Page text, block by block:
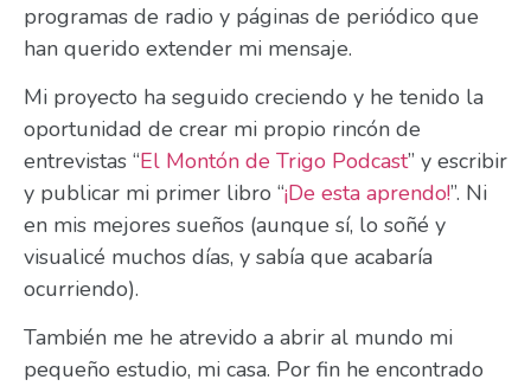
programas de radio y páginas de periódico que
han querido extender mi mensaje.
Mi proyecto ha seguido creciendo y he tenido la
oportunidad de crear mi propio rincón de
entrevistas “El Montón de Trigo Podcast” y escribir
y publicar mi primer libro “¡De esta aprendo!”. Ni
en mis mejores sueños (aunque sí, lo soñé y
visualicé muchos días, y sabía que acabaría
ocurriendo).
También me he atrevido a abrir al mundo mi
pequeño estudio, mi casa. Por fin he encontrado